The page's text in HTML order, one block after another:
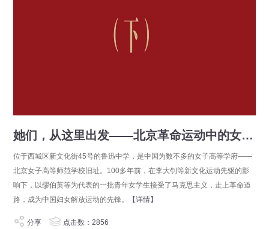
她们，从这里出发——北京革命运动中的女高师（下）
位于西城区新文化街45号的鲁迅中学，是中国为数不多的女子高等学府——
北京女子高等师范学校旧址。100多年前，在李大钊等新文化运动先驱的影
响下，以缪伯英等为代表的一批青年女学生接受了马克思主义，走上革命道
路，成为中国妇女解放运动的先锋。
【详情】
分享 点击数：2856